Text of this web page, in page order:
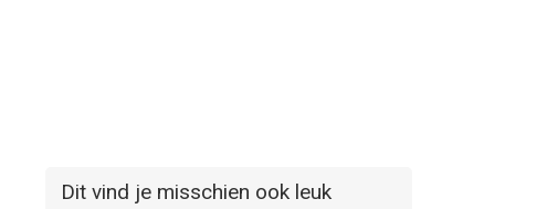
Dit vind je misschien ook leuk